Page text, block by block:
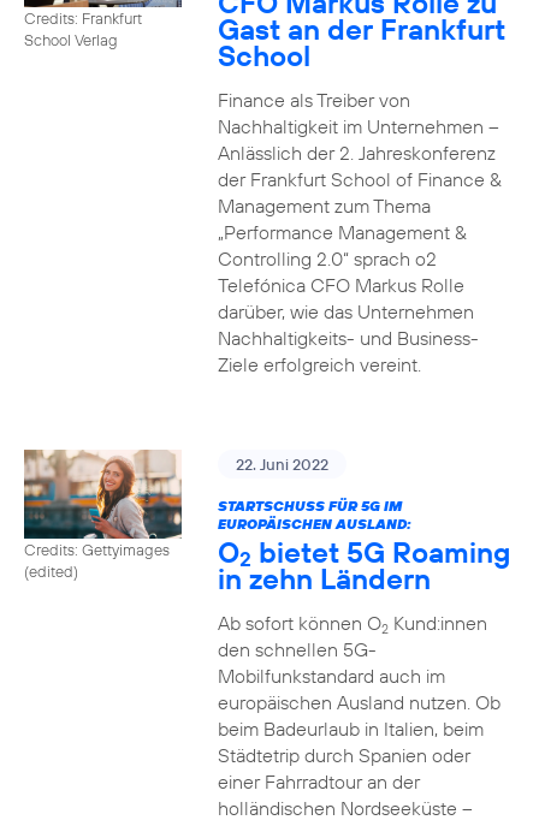
Credits: Frankfurt
School Verlag
Gast an der Frankfurt
School
Finance als Treiber von
Nachhaltigkeit im Unternehmen –
Anlässlich der 2. Jahreskonferenz
der Frankfurt School of Finance &
Management zum Thema
„Performance Management &
Controlling 2.0“ sprach o2
Telefónica CFO Markus Rolle
darüber, wie das Unternehmen
Nachhaltigkeits- und Business-
Ziele erfolgreich vereint.
Credits: Gettyimages
(edited)
22. Juni 2022
STARTSCHUSS FÜR 5G IM
EUROPÄISCHEN AUSLAND:
O2 bietet 5G Roaming
in zehn Ländern
Ab sofort können O2Kund:innen
den schnellen 5G-
Mobilfunkstandard auch im
europäischen Ausland nutzen. Ob
beim Badeurlaub in Italien, beim
Städtetrip durch Spanien oder
einer Fahrradtour an der
holländischen Nordseeküste –